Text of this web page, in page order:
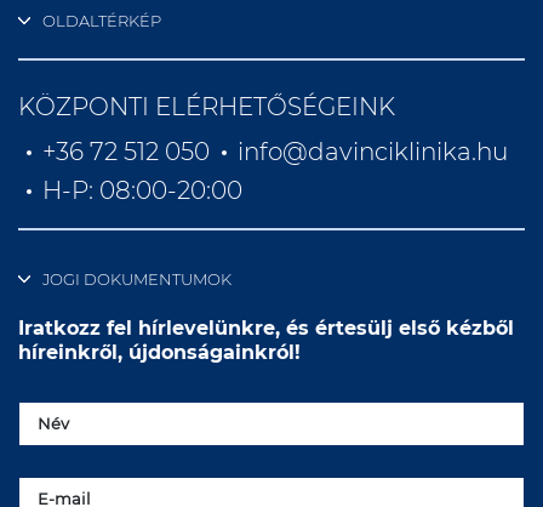
OLDALTÉRKÉP
KÖZPONTI ELÉRHETŐSÉGEINK
+36 72 512 050
info@davinciklinika.hu
H-P: 08:00-20:00
JOGI DOKUMENTUMOK
Iratkozz fel hírlevelünkre, és értesülj első kézből
híreinkről, újdonságainkról!